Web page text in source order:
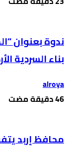
ندوة بعنوان
بناء السردية
alroya
محافظ إربد